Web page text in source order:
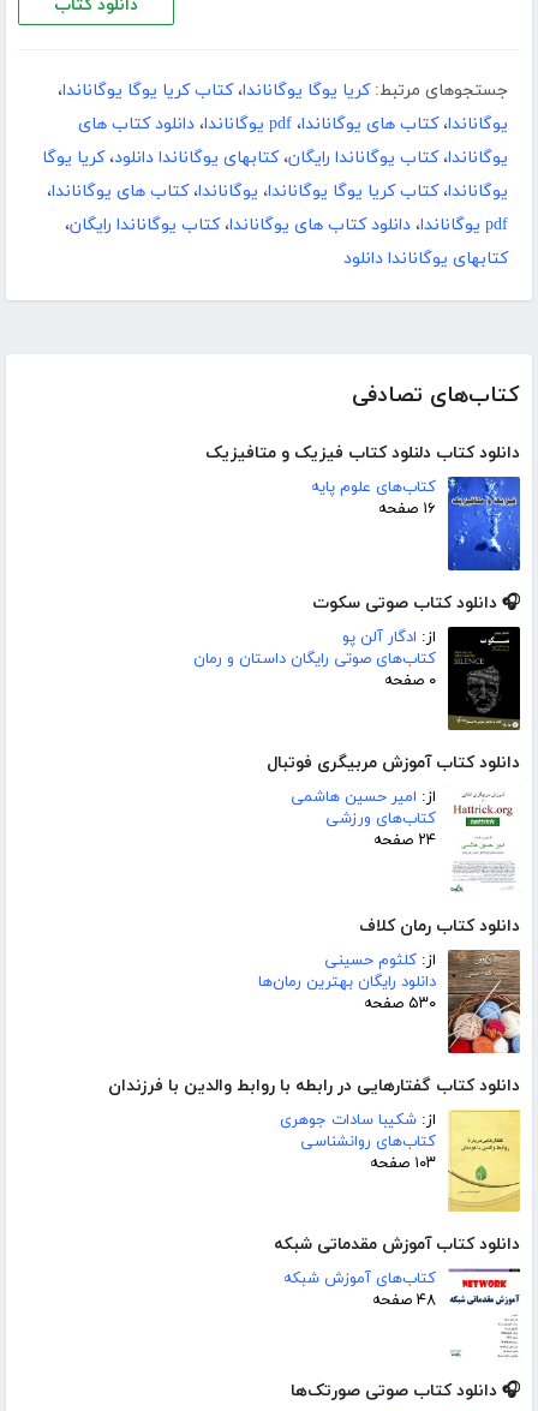
کتاب‌های تصادفی
دانلود کتاب دلنلود کتاب فیزیک و متافیزیک
کتاب‌های علوم پایه
۱۶ صفحه
🎧 دانلود کتاب صوتی سکوت
از: ادگار آلن پو
کتاب‌های صوتی رایگان داستان و رمان
۰ صفحه
دانلود کتاب آموزش مربیگری فوتبال
از: امیر حسین هاشمی
کتاب‌های ورزشی
۲۴ صفحه
دانلود کتاب رمان کلاف
از: کلثوم حسینی
دانلود رایگان بهترین رمان‌ها
۵۳۰ صفحه
دانلود کتاب گفتارهایی در رابطه با روابط والدین با فرزندان
از: شکیبا سادات جوهری
کتاب‌های روانشناسی
۱۰۳ صفحه
دانلود کتاب آموزش مقدماتی شبکه
کتاب‌های آموزش شبکه
۴۸ صفحه
🎧 دانلود کتاب صوتی صورتک‌ها
دانلود کتاب
جستجوهای مرتبط: کریا یوگا یوگاناندا،کتاب کریا یوگا یوگاناندا،
یوگاناندا،کتاب های یوگاناندا، pdf یوگاناندا ، دانلود کتاب های
یوگاناندا،کتاب یوگاناندا رایگان،کتابهای یوگاناندا دانلود،کریا یوگا
یوگاناندا،کتاب کریا یوگا یوگاناندا، یوگاناندا،کتاب های یوگاناندا،
pdf یوگاناندا
، دانلود کتاب های یوگاناندا،کتاب یوگاناندا رایگان،
کتابهای یوگاناندا دانلود